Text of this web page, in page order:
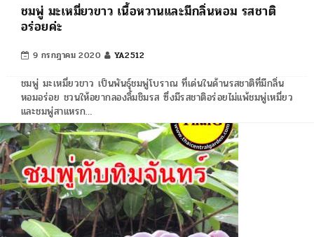
ชมพู่ มะเหมี่ยวขาว เนื้อหวานและมีกลิ่นหอม รสชาติ
อร่อยค่ะ
9 กรกฎาคม 2020 YA2512
ชมพู่ มะเหมี่ยวขาว เป็นพันธุ์ชมพู่โบราณ ที่เด่นในด้านรสชาติที่มีกลิ่น
หอมอร่อย ชวนให้อยากลองลิ้มชิมรส ซึ่งมีรสชาติอร่อยไม่แพ้ชมพู่เหมี่ยว
และชมพู่สาแหรก…